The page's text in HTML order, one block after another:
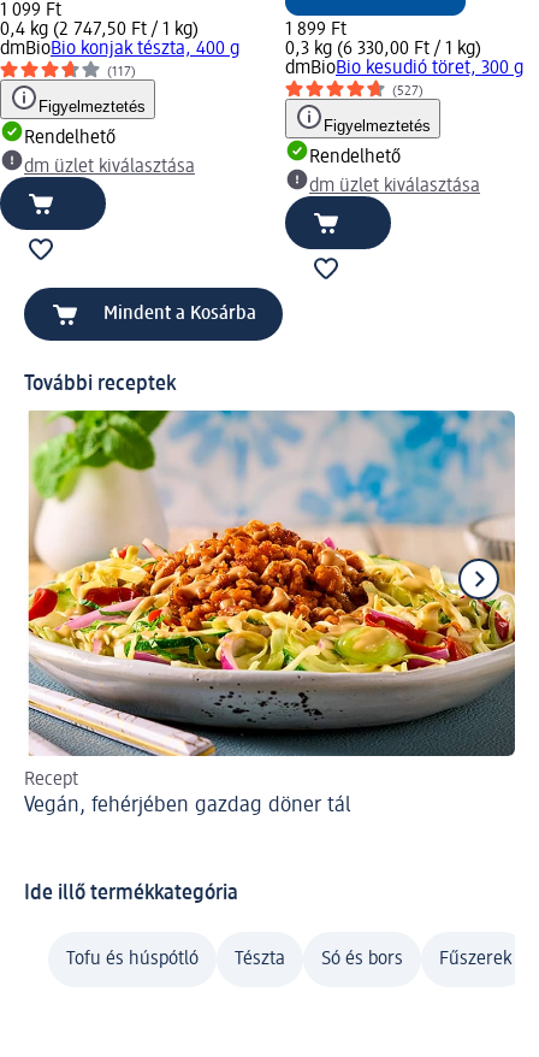
1 099 Ft
0,4 kg (2 747,50 Ft / 1 kg)
dmBioBio konjak tészta, 400 g
(117)
Figyelmeztetés
Rendelhető
dm üzlet kiválasztása
1 899 Ft
0,3 kg (6 330,00 Ft / 1 kg)
dmBioBio kesudió töret, 300 g
(527)
Figyelmeztetés
Rendelhető
dm üzlet kiválasztása
Mindent a Kosárba
További receptek
Recept
Vegán, fehérjében gazdag döner tál
Ide illő termékkategória
Tofu és húspótló Tészta Só és bors Fűszerek